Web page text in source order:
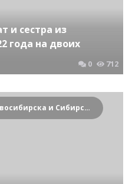
и сестра из
года на двоих
0 712
Криминальные новости Новосибирска и Сибирского региона